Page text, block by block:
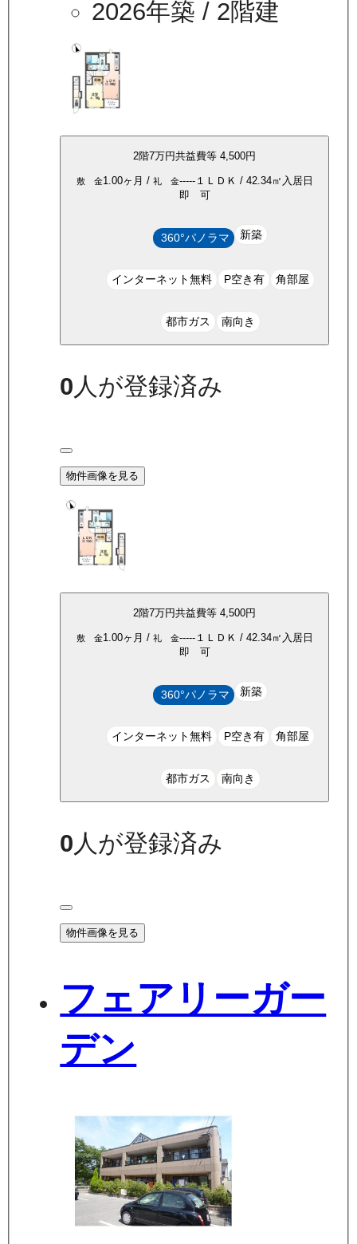
2026年築 / 2階建
2階7万円共益費等 4,500円
敷 金1.00ヶ月 / 礼 金-----１ＬＤＫ / 42.34㎡ 入居日
即 可
360°パノラマ 新築
インターネット無料 P空き有 角部屋
都市ガス 南向き
0人が登録済み
物件画像を見る
2階7万円共益費等 4,500円
敷 金1.00ヶ月 / 礼 金-----１ＬＤＫ / 42.34㎡ 入居日
即 可
360°パノラマ 新築
インターネット無料 P空き有 角部屋
都市ガス 南向き
0人が登録済み
物件画像を見る
フェアリーガー
デン